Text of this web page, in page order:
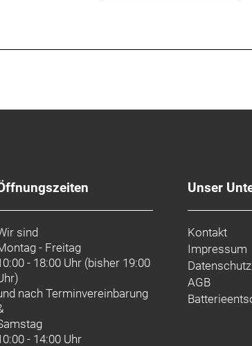
sind
- Freitag
- 18:00 Uhr (bisher 19:00
nachTerminvereinbarung
- 14:00 Uhr
Unser
Kontakt
Impressum
Datenschutz
AGB